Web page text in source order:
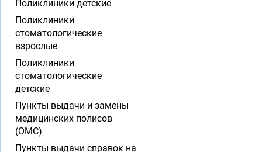
Поликлиники детские
Поликлиники
стоматологические
взрослые
Поликлиники
стоматологические
детские
Пункты выдачи и замены
медицинских полисов
(ОМС)
Пункты выдачи справок на